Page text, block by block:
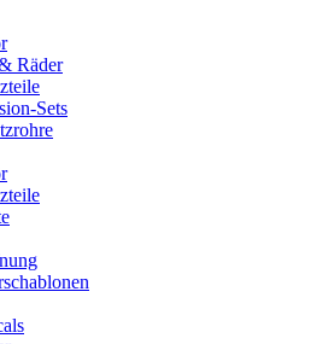
Räder
Sets